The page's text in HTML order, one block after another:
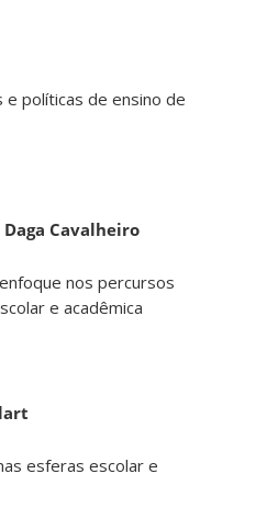
e políticas de ensino de
Cavalheiro
nos percursos
e acadêmica
esferas escolar e